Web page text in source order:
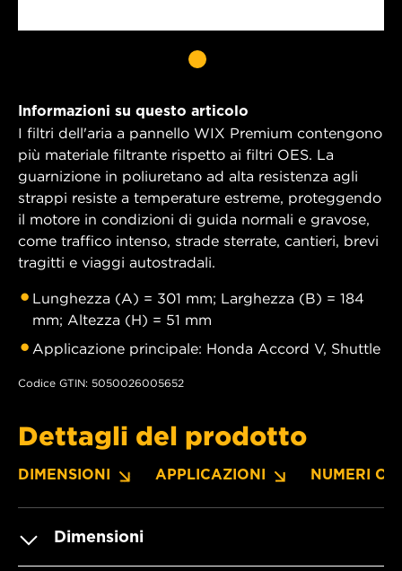
Informazioni su questo articolo
I filtri dell'aria a pannello WIX Premium contengono
più materiale filtrante rispetto ai filtri OES. La
guarnizione in poliuretano ad alta resistenza agli
strappi resiste a temperature estreme, proteggendo
il motore in condizioni di guida normali e gravose,
come traffico intenso, strade sterrate, cantieri, brevi
tragitti e viaggi autostradali.
Lunghezza (A) = 301 mm; Larghezza (B) = 184
mm; Altezza (H) = 51 mm
Applicazione principale: Honda Accord V, Shuttle
Codice GTIN: 5050026005652
Dettagli del prodotto
DIMENSIONI APPLICAZIONI NUMERI OE
Dimensioni